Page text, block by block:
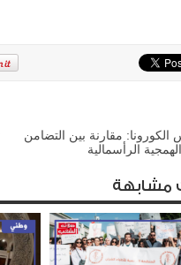
مقارنة بين التضامن
الرأسمالية
مشابهة